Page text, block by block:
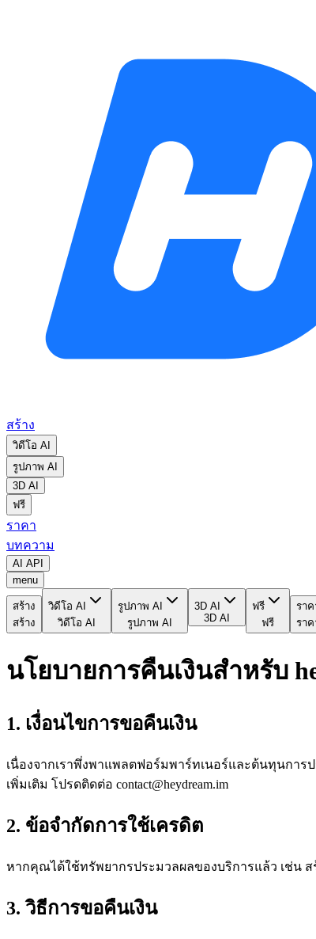
สร้าง
วิดีโอ AI
รูปภาพ AI
3D AI
ฟรี
ราคา
บทความ
AI API
menu
สร้าง
สร้าง
วิดีโอ AI
วิดีโอ AI
รูปภาพ AI
รูปภาพ AI
3D AI
3D AI
ฟรี
ฟรี
ราค
ราค
นโยบายการคืนเงินสำหรับ
1. เงื่อนไขการขอคืนเงิน
เนื่องจากเราพึ่งพาแพลตฟอร์มพาร์ทเนอร์และต้นทุนกา
เพิ่มเติม โปรดติดต่อ contact@heydream.im
2. ข้อจำกัดการใช้เครดิต
หากคุณได้ใช้ทรัพยากรประมวลผลของบริการแล้ว เช่น
3. วิธีการขอคืนเงิน